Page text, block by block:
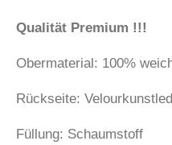
Qualität Premium !!!
Obermaterial: 100%
Rückseite:
Füllung: Schaumstoff